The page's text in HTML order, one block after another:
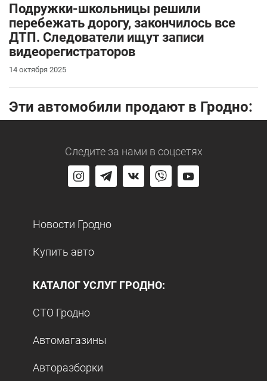
Подружки-школьницы решили
перебежать дорогу, закончилось все
ДТП. Следователи ищут записи
видеорегистраторов
14 октября 2025
Эти автомобили продают в Гродно:
Следите за нами в соцсетях
Новости Гродно
Купить авто
КАТАЛОГ УСЛУГ ГРОДНО:
СТО Гродно
Автомагазины
Авторазборки